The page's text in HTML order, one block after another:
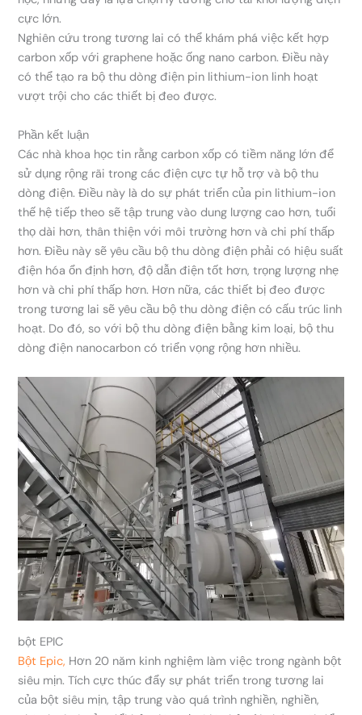
cực lớn.
Nghiên cứu trong tương lai có thể khám phá việc kết hợp
carbon xốp với graphene hoặc ống nano carbon. Điều này
có thể tạo ra bộ thu dòng điện pin lithium-ion linh hoạt
vượt trội cho các thiết bị đeo được.
Phần kết luận
Các nhà khoa học tin rằng carbon xốp có tiềm năng lớn để
sử dụng rộng rãi trong các điện cực tự hỗ trợ và bộ thu
dòng điện. Điều này là do sự phát triển của pin lithium-ion
thế hệ tiếp theo sẽ tập trung vào dung lượng cao hơn, tuổi
thọ dài hơn, thân thiện với môi trường hơn và chi phí thấp
hơn. Điều này sẽ yêu cầu bộ thu dòng điện phải có hiệu suất
điện hóa ổn định hơn, độ dẫn điện tốt hơn, trọng lượng nhẹ
hơn và chi phí thấp hơn. Hơn nữa, các thiết bị đeo được
trong tương lai sẽ yêu cầu bộ thu dòng điện có cấu trúc linh
hoạt. Do đó, so với bộ thu dòng điện bằng kim loại, bộ thu
dòng điện nanocarbon có triển vọng rộng hơn nhiều.
bột EPIC
Bột Epic, Hơn 20 năm kinh nghiệm làm việc trong ngành bột
siêu mịn. Tích cực thúc đẩy sự phát triển trong tương lai
của bột siêu mịn, tập trung vào quá trình nghiền, nghiền,